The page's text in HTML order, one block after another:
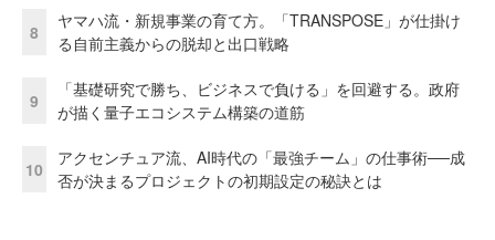
8
ヤマハ流・新規事業の育て方。「TRANSPOSE」が仕掛け
る自前主義からの脱却と出口戦略
9
「基礎研究で勝ち、ビジネスで負ける」を回避する。政府
が描く量子エコシステム構築の道筋
10
アクセンチュア流、AI時代の「最強チーム」の仕事術──成
否が決まるプロジェクトの初期設定の秘訣とは